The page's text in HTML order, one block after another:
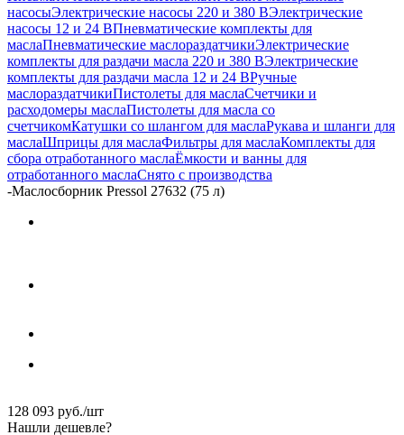
насосыЭлектрические насосы 220 и 380 ВЭлектрические
насосы 12 и 24 ВПневматические комплекты для
маслаПневматические маслораздатчикиЭлектрические
комплекты для раздачи масла 220 и 380 ВЭлектрические
комплекты для раздачи масла 12 и 24 ВРучные
маслораздатчикиПистолеты для маслаСчетчики и
расходомеры маслаПистолеты для масла со
счетчикомКатушки со шлангом для маслаРукава и шланги для
маслаШприцы для маслаФильтры для маслаКомплекты для
сбора отработанного маслаЁмкости и ванны для
отработанного маслаСнято с производства
-Маслосборник Pressol 27632 (75 л)
128 093 руб./шт
Нашли дешевле?